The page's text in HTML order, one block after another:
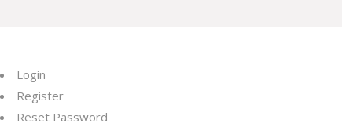
Login
Register
Reset Password